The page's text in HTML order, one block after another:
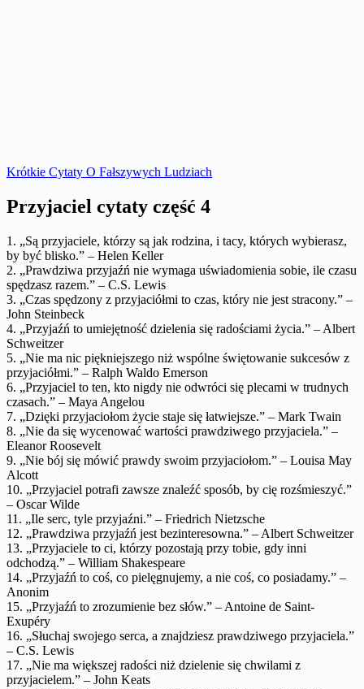
Krótkie Cytaty O Fałszywych Ludziach
Przyjaciel cytaty część 4
1. „Są przyjaciele, którzy są jak rodzina, i tacy, których wybierasz,
by być blisko.” – Helen Keller
2. „Prawdziwa przyjaźń nie wymaga uświadomienia sobie, ile czasu
spędzasz razem.” – C.S. Lewis
3. „Czas spędzony z przyjaciółmi to czas, który nie jest stracony.” –
John Steinbeck
4. „Przyjaźń to umiejętność dzielenia się radościami życia.” – Albert
Schweitzer
5. „Nie ma nic piękniejszego niż wspólne świętowanie sukcesów z
przyjaciółmi.” – Ralph Waldo Emerson
6. „Przyjaciel to ten, kto nigdy nie odwróci się plecami w trudnych
czasach.” – Maya Angelou
7. „Dzięki przyjaciołom życie staje się łatwiejsze.” – Mark Twain
8. „Nie da się wycenować wartości prawdziwego przyjaciela.” –
Eleanor Roosevelt
9. „Nie bój się mówić prawdy swoim przyjaciołom.” – Louisa May
Alcott
10. „Przyjaciel potrafi zawsze znaleźć sposób, by cię rozśmieszyć.”
– Oscar Wilde
11. „Ile serc, tyle przyjaźni.” – Friedrich Nietzsche
12. „Prawdziwa przyjaźń jest bezinteresowna.” – Albert Schweitzer
13. „Przyjaciele to ci, którzy pozostają przy tobie, gdy inni
odchodzą.” – William Shakespeare
14. „Przyjaźń to coś, co pielęgnujemy, a nie coś, co posiadamy.” –
Anonim
15. „Przyjaźń to zrozumienie bez słów.” – Antoine de Saint-
Exupéry
16. „Słuchaj swojego serca, a znajdziesz prawdziwego przyjaciela.”
– C.S. Lewis
17. „Nie ma większej radości niż dzielenie się chwilami z
przyjacielem.” – John Keats